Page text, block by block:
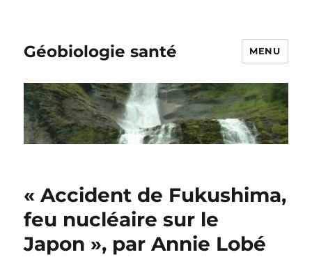
Géobiologie santé MENU
« Accident de Fukushima,
feu nucléaire sur le
Japon », par Annie Lobé